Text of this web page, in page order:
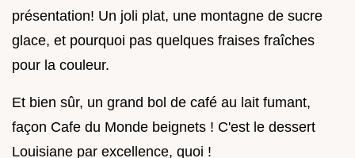
présentation! Un joli plat, une montagne de sucre
glace, et pourquoi pas quelques fraises fraîches
pour la couleur.
Et bien sûr, un grand bol de café au lait fumant,
façon Cafe du Monde beignets ! C'est le dessert
Louisiane par excellence, quoi !